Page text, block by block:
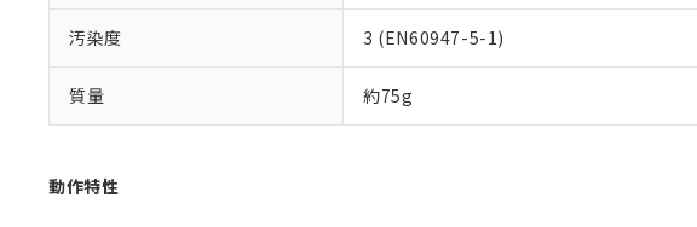
汚染度 3 (EN60947-5-1)
質量 約75g
動作特性